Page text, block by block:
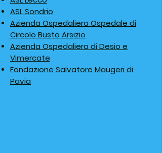
ASL Sondrio
Azienda Ospedaliera Ospedale di
Circolo Busto Arsizio
Azienda Ospedaliera di Desio e
Vimercate
Fondazione Salvatore Maugeri di
Pavia